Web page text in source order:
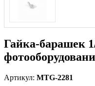
Гайка-барашек
Артикул: MTG-2281